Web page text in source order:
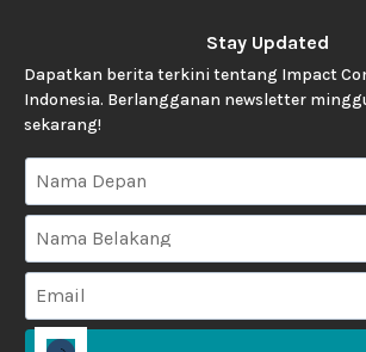
Stay Updated
Dapatkan berita terkini tentang Impact
Indonesia. Berlangganan newsletter
sekarang!